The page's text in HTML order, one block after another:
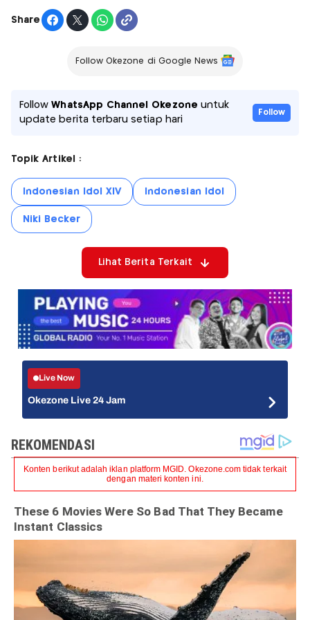
Share
Follow Okezone di Google News
FollowWhatsApp Channel Okezone untuk
update berita terbaru setiap hari
Follow
Topik Artikel :
Indonesian Idol XIV Indonesian Idol
Niki Becker
Lihat Berita Terkait
Live Now
Okezone Live 24 Jam